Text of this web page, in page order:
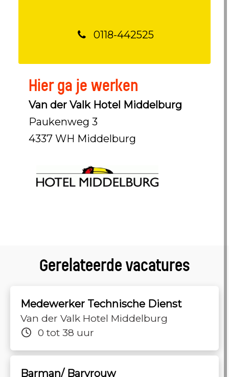
0118-442525
Hier ga je werken
Van der Valk Hotel Middelburg
Paukenweg 3
4337 WH Middelburg
Gerelateerde vacatures
Medewerker Technische Dienst
Van der Valk Hotel Middelburg
0 tot 38 uur
Barman/ Barvrouw